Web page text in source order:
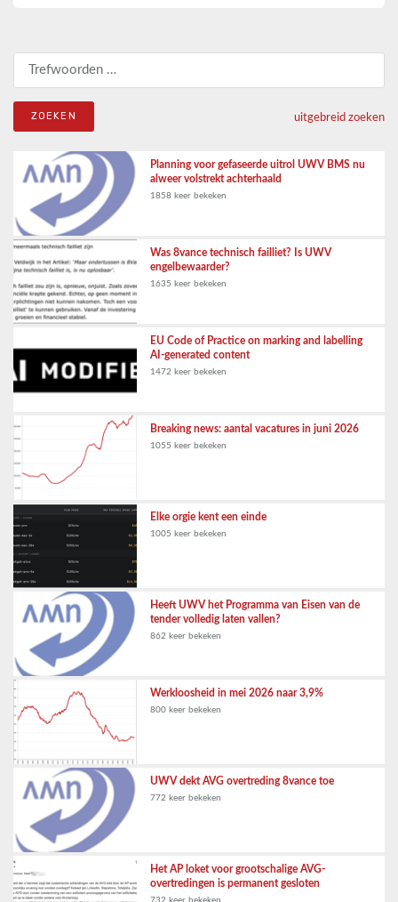
uitgebreid zoeken
Planning voor gefaseerde uitrol UWV BMS nu
alweer volstrekt achterhaald
1858 keer bekeken
Was 8vance technisch failliet? Is UWV
engelbewaarder?
1635 keer bekeken
EU Code of Practice on marking and labelling
AI-generated content
1472 keer bekeken
Breaking news: aantal vacatures in juni 2026
1055 keer bekeken
Elke orgie kent een einde
1005 keer bekeken
Heeft UWV het Programma van Eisen van de
tender volledig laten vallen?
862 keer bekeken
Werkloosheid in mei 2026 naar 3,9%
800 keer bekeken
UWV dekt AVG overtreding 8vance toe
772 keer bekeken
Het AP loket voor grootschalige AVG-
overtredingen is permanent gesloten
732 keer bekeken